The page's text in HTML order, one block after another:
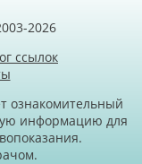
2026
ссылок
ознакомительный
информацию для